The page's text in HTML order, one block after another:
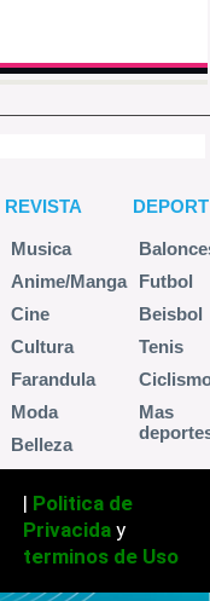
REVISTA
Musica
Anime/Manga
Cine
Cultura
Farandula
Moda
Belleza
Futbol
Beisbol
Tenis
Mas
| Politica de
Privacida y
terminos de Uso